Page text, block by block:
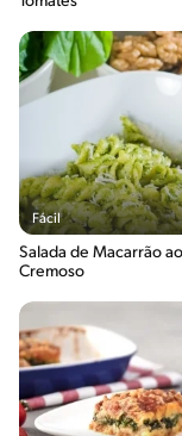
Fácil
Salada de Macarrão
Cremoso